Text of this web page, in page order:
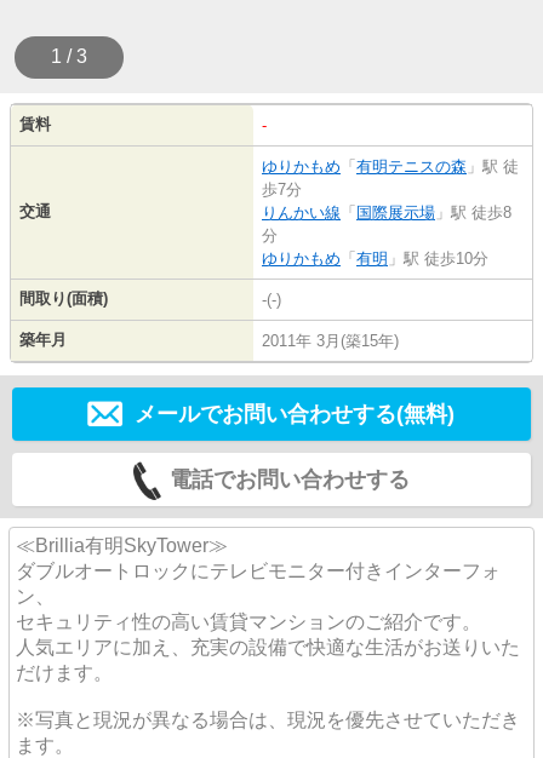
1 / 3
賃料 -
交通
ゆりかもめ 「 有明テニスの森 」駅 徒
歩7分
りんかい線 「 国際展示場 」駅 徒歩8
分
ゆりかもめ 「 有明 」駅 徒歩10分
間取り(面積) -(-)
築年月 2011年 3月(築15年)
メールでお問い合わせする(無料)
電話でお問い合わせする
≪Brillia有明SkyTower≫
ダブルオートロックにテレビモニター付きインターフォ
ン、
セキュリティ性の高い賃貸マンションのご紹介です。
人気エリアに加え、充実の設備で快適な生活がお送りいた
だけます。
※写真と現況が異なる場合は、現況を優先させていただき
ます。